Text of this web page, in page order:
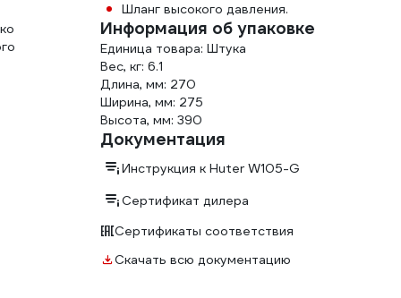
Шланг высокого давления.
Информация об упаковке
Единица товара: Штука
Вес, кг: 6.1
Длина, мм: 270
Ширина, мм: 275
Высота, мм: 390
Документация
Инструкция к Huter W105-G
Сертификат дилера
Сертификаты соответствия
Скачать всю документацию